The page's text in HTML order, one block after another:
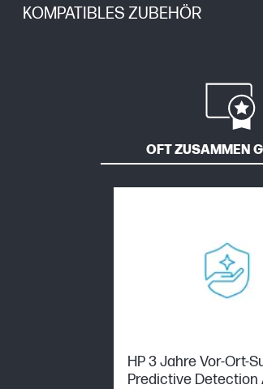
KOMPATIBLES ZUBEHÖR
OFT ZUSAMMEN
HP 3 Jahre Vor-Ort-
Predictive